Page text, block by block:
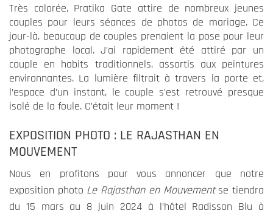
Très colorée, Pratika Gate attire de nombreux jeunes
couples pour leurs séances de photos de mariage. Ce
jour-là, beaucoup de couples prenaient la pose pour leur
photographe local. J’ai rapidement été attiré par un
couple en habits traditionnels, assortis aux peintures
environnantes. La lumière filtrait à travers la porte et,
l’espace d’un instant, le couple s’est retrouvé presque
isolé de la foule. C’était leur moment !
EXPOSITION PHOTO : LE RAJASTHAN EN
MOUVEMENT
Nous en profitons pour vous annoncer que notre
exposition photo Le Rajasthan en Mouvementse tiendra
du 15 mars au 8 juin 2024 à l’hôtel Radisson Blu à